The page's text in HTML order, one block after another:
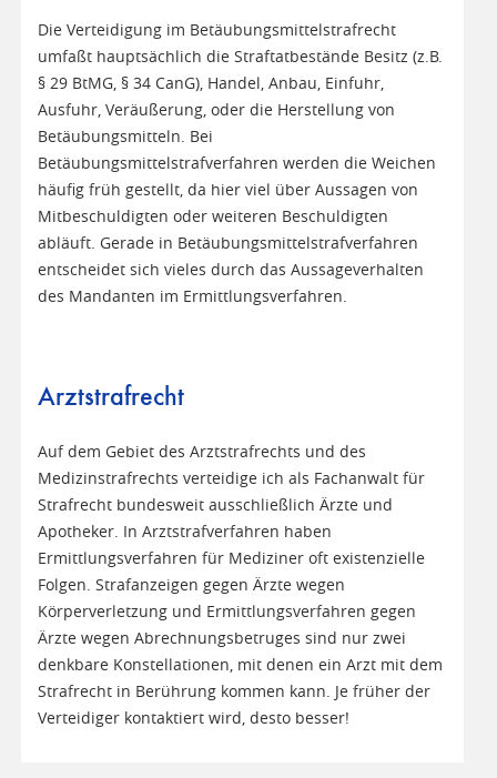
Die Verteidigung im Betäubungsmittelstrafrecht
umfaßt hauptsächlich die Straftatbestände Besitz (z.B.
§ 29 BtMG, § 34 CanG), Handel, Anbau, Einfuhr,
Ausfuhr, Veräußerung, oder die Herstellung von
Betäubungsmitteln. Bei
Betäubungsmittelstrafverfahren werden die Weichen
häufig früh gestellt, da hier viel über Aussagen von
Mitbeschuldigten oder weiteren Beschuldigten
abläuft. Gerade in Betäubungsmittelstrafverfahren
entscheidet sich vieles durch das Aussageverhalten
des Mandanten im Ermittlungsverfahren.
Arztstrafrecht
Auf dem Gebiet des Arztstrafrechts und des
Medizinstrafrechts verteidige ich als Fachanwalt für
Strafrecht bundesweit ausschließlich Ärzte und
Apotheker. In Arztstrafverfahren haben
Ermittlungsverfahren für Mediziner oft existenzielle
Folgen. Strafanzeigen gegen Ärzte wegen
Körperverletzung und Ermittlungsverfahren gegen
Ärzte wegen Abrechnungsbetruges sind nur zwei
denkbare Konstellationen, mit denen ein Arzt mit dem
Strafrecht in Berührung kommen kann. Je früher der
Verteidiger kontaktiert wird, desto besser!